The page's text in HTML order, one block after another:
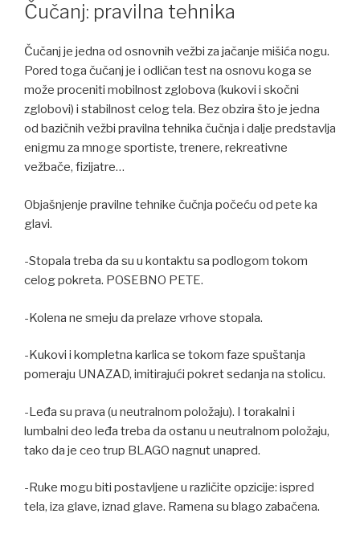
ON
Čučanj: pravilna tehnika
Čučanj je jedna od osnovnih vežbi za jačanje mišića nogu.
Pored toga čučanj je i odličan test na osnovu koga se
može proceniti mobilnost zglobova (kukovi i skočni
zglobovi) i stabilnost celog tela. Bez obzira što je jedna
od bazičnih vežbi pravilna tehnika čučnja i dalje predstavlja
enigmu za mnoge sportiste, trenere, rekreativne
vežbače, fizijatre…
Objašnjenje pravilne tehnike čučnja počeću od pete ka
glavi.
-Stopala treba da su u kontaktu sa podlogom tokom
celog pokreta. POSEBNO PETE.
-Kolena ne smeju da prelaze vrhove stopala.
-Kukovi i kompletna karlica se tokom faze spuštanja
pomeraju UNAZAD, imitirajući pokret sedanja na stolicu.
-Leđa su prava (u neutralnom položaju). I torakalni i
lumbalni deo leđa treba da ostanu u neutralnom položaju,
tako da je ceo trup BLAGO nagnut unapred.
-Ruke mogu biti postavljene u različite opzicije: ispred
tela, iza glave, iznad glave. Ramena su blago zabačena.